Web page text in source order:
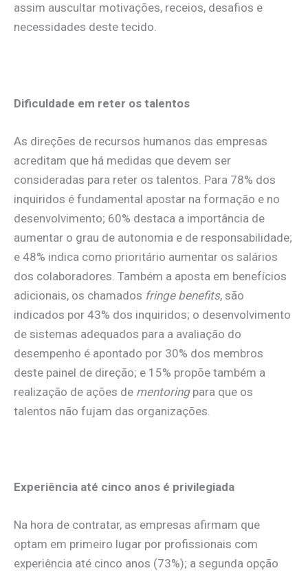
assim auscultar motivações, receios, desafios e
necessidades deste tecido.
Dificuldade em reter os talentos
As direções de recursos humanos das empresas
acreditam que há medidas que devem ser
consideradas para reter os talentos. Para 78% dos
inquiridos é fundamental apostar na formação e no
desenvolvimento; 60% destaca a importância de
aumentar o grau de autonomia e de responsabilidade;
e 48% indica como prioritário aumentar os salários
dos colaboradores. Também a aposta em benefícios
adicionais, os chamados fringe benefits, são
indicados por 43% dos inquiridos; o desenvolvimento
de sistemas adequados para a avaliação do
desempenho é apontado por 30% dos membros
deste painel de direção; e 15% propõe também a
realização de ações de mentoringpara que os
talentos não fujam das organizações.
Experiência até cinco anos é privilegiada
Na hora de contratar, as empresas afirmam que
optam em primeiro lugar por profissionais com
experiência até cinco anos (73%); a segunda opção